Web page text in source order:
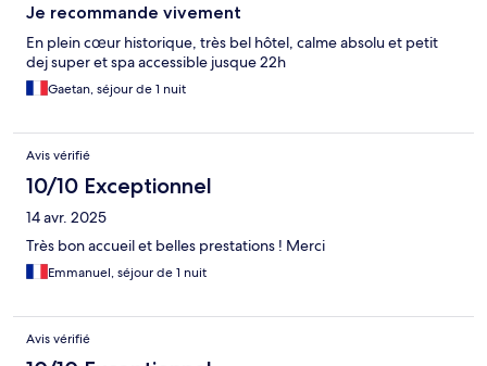
Je recommande vivement
En plein cœur historique, très bel hôtel, calme absolu et petit
dej super et spa accessible jusque 22h
Gaetan, séjour de 1 nuit
Avis vérifié
10/10 Exceptionnel
14 avr. 2025
Très bon accueil et belles prestations ! Merci
Emmanuel, séjour de 1 nuit
Avis vérifié